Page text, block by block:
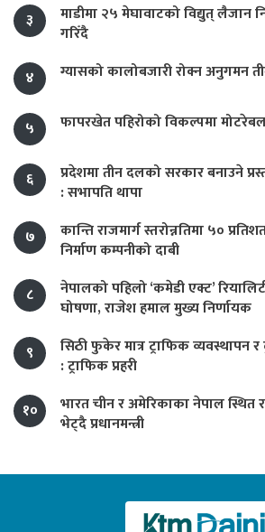
३
माडीमा २५ मेघावाटको विद्युत् लैजान
गरिँदै
४
ग्यासको कालोबजारी रोक्न अनुगमन
५ फापरखेत पहिरोको विकल्पमा
६
प्रदेशमा तीन दलको सरकार बनाउने
: सभापति थापा
७
कान्ति राजमार्ग स्तरोन्नतिमा ५०
निर्माण कम्पनीको दाबी
८
नेपालको पहिलो ‘कमेडी एक्ट’
घोषणा, राजेश हमाल मुख्य निर्णायक
९
सिठी फुकेर मात्र ट्राफिक व्यवस्थापन
: ट्राफिक प्रहरी
१०
भारत चीन र अमेरिकाका नेपाल
भेट्दै प्रधानमन्त्री